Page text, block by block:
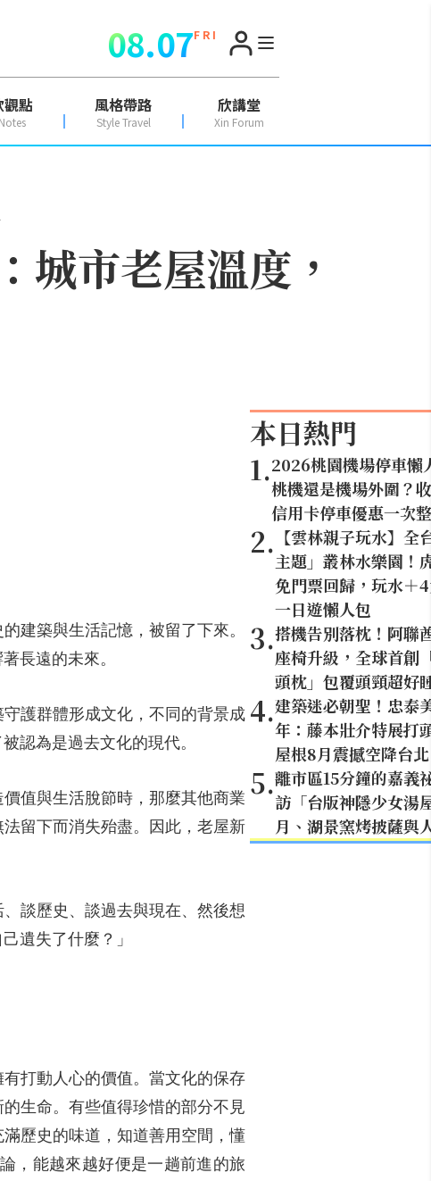
08.07F R I
觀點
Notes
風格帶路
Style Travel
欣講堂
Xin Forum
城市老屋溫度，
建築與生活記憶，被留了下來。
長遠的未來。
護群體形成文化，不同的背景成
認為是過去文化的現代。
值與生活脫節時，那麼其他商業
留下而消失殆盡。因此，老屋新
談歷史、談過去與現在、然後想
遺失了什麼？」
打動人心的價值。當文化的保存
生命。有些值得珍惜的部分不見
歷史的味道，知道善用空間，懂
，能越來越好便是一趟前進的旅
本日熱門
1.2026桃園機場停車懶
桃機還是機場外圍？
信用卡停車優惠一次
2. 【雲林親子玩水】全
主題」叢林水樂園！
免門票回歸，玩水＋
一日遊懶人包
3.搭機告別落枕！阿聯
座椅升級，全球首
頭枕」包覆頭頸超好
4.建築迷必朝聖！忠泰
年：藤本壯介特展打
屋根8月震撼空降台北
5.離市區15分鐘的嘉義
訪「台版神隱少女湯
月、湖景窯烤披薩與